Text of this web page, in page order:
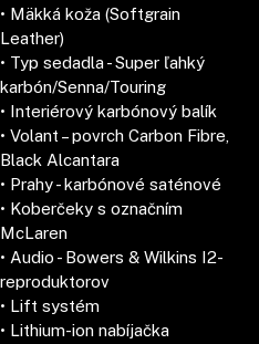
• Mäkká koža (Softgrain
Leather)
• Typ sedadla - Super ľahký
karbón/Senna/Touring
• Interiérový karbónový balík
• Volant – povrch Carbon Fibre,
Black Alcantara
• Prahy - karbónové saténové
• Koberčeky s označním
McLaren
• Audio - Bowers & Wilkins I2-
reproduktorov
• Lift systém
• Lithium-ion nabíjačka